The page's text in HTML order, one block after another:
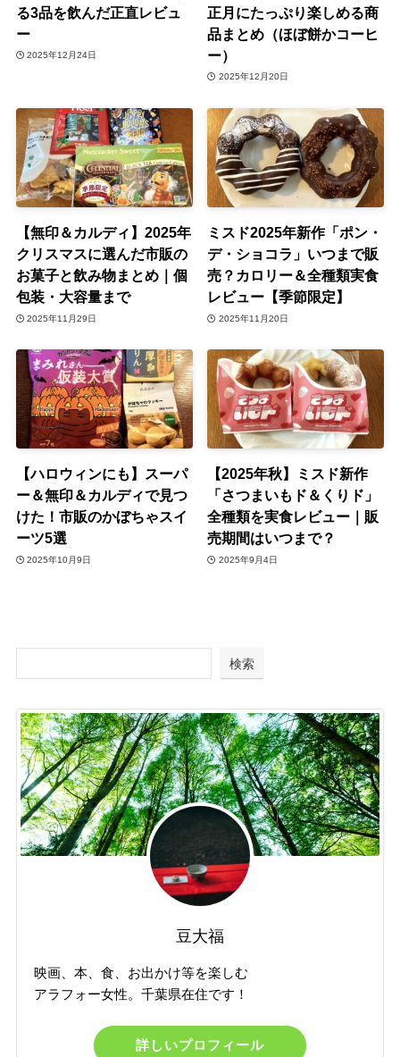
る3品を飲んだ正直レビュ
ー
2025年12月24日
正月にたっぷり楽しめる商
品まとめ（ほぼ餅かコーヒ
ー）
2025年12月20日
【無印＆カルディ】2025年
クリスマスに選んだ市販の
お菓子と飲み物まとめ｜個
包装・大容量まで
2025年11月29日
ミスド2025年新作「ポン・
デ・ショコラ」いつまで販
売？カロリー＆全種類実食
レビュー【季節限定】
2025年11月20日
【ハロウィンにも】スーパ
ー＆無印＆カルディで見つ
けた！市販のかぼちゃスイ
ーツ5選
2025年10月9日
【2025年秋】ミスド新作
「さつまいもド＆くりド」
全種類を実食レビュー｜販
売期間はいつまで？
2025年9月4日
検索
豆大福
映画、本、食、お出かけ等を楽しむ
アラフォー女性。千葉県在住です！
詳しいプロフィール